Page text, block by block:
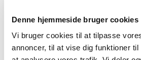
Denne hjemmeside bruger cookies
Vi bruger cookies til at tilpasse
annoncer, til at vise dig funktioner
Der er aktuelle problemer med
Metoprololsuccinat "Hexal" 50 mg